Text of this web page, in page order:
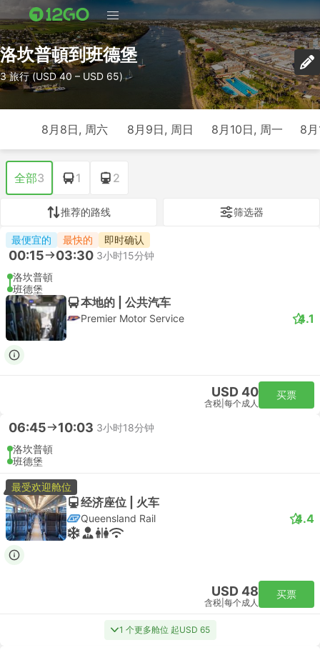
洛坎普頓到班德堡
3 旅行 (USD 40 – USD 65)
8月8日, 周六 8月9日, 周日 8月10日, 周一 8
全部3 1 2
推荐的路线 筛选器
最便宜的 最快的 即时确认
00:15 03:30 3小时15分钟
洛坎普頓
班德堡
本地的 | 公共汽车
Premier Motor Service 4.1
USD 40
含税 每个成人
买票
06:45 10:03 3小时18分钟
洛坎普頓
班德堡
最受欢迎舱位
经济座位 | 火车
Queensland Rail 4.4
USD 48
含税 每个成人
买票
1 个更多舱位 起USD 65